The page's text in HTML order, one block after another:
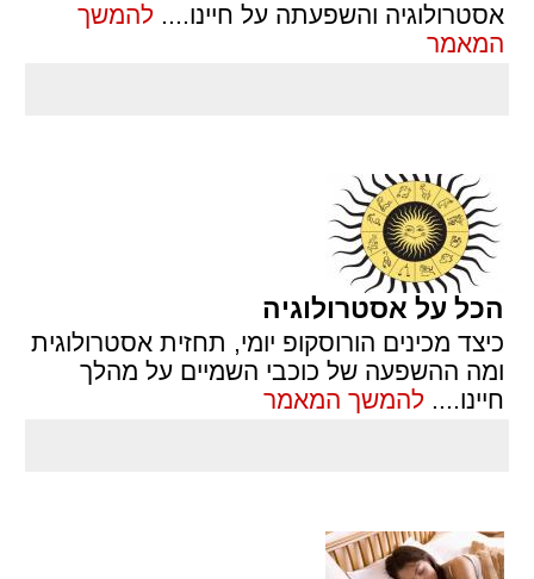
אסטרולוגיה והשפעתה על חיינו.... להמשך
המאמר
הכל על אסטרולוגיה
כיצד מכינים הורוסקופ יומי, תחזית אסטרולוגית
ומה ההשפעה של כוכבי השמיים על מהלך
חיינו.... להמשך המאמר